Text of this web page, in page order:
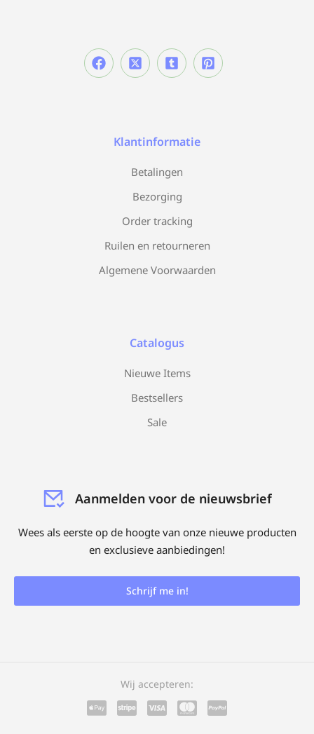
Klantinformatie
Betalingen
Bezorging
Order tracking
Ruilen en retourneren
Algemene Voorwaarden
Catalogus
Nieuwe Items
Bestsellers
Sale
Aanmelden voor de nieuwsbrief
Wees als eerste op de hoogte van onze nieuwe producten
en exclusieve aanbiedingen!
Schrijf me in!
Wij accepteren: